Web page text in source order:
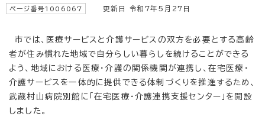
ページ番号1006067 更新日 令和7年5月27日
市では、医療サービスと介護サービスの双方を必要とする高齢
者が住み慣れた地域で自分らしい暮らしを続けることができる
よう、地域における医療・介護の関係機関が連携し、在宅医療・
介護サービスを一体的に提供できる体制づくりを推進するため、
武蔵村山病院別館に「在宅医療・介護連携支援センター」を開設
しました。